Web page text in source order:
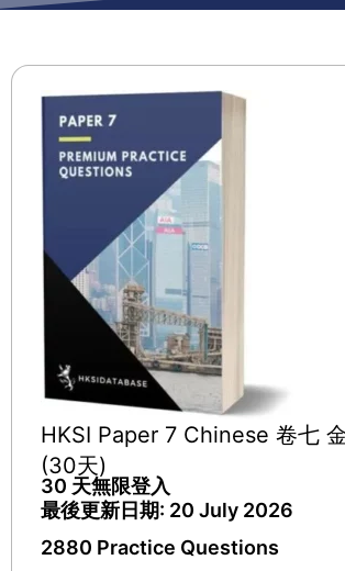
HKSI Paper 7 Chinese 卷七
(30天)
30 天無限登入
最後更新日期: 20 July 2026
2880 Practice Questions